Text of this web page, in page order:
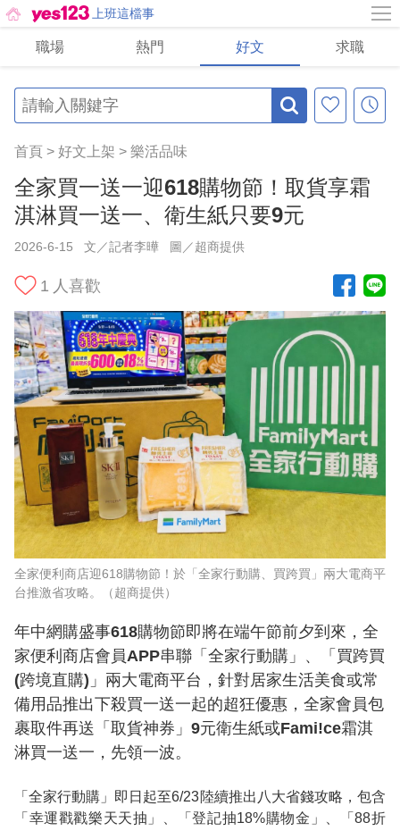
上班這檔事
職場 熱門 好文 求職
首頁 > 好文上架 > 樂活品味
全家買一送一迎618購物節！取貨享霜
淇淋買一送一、衛生紙只要9元
2026-6-15 文／記者李曄 圖／超商提供
1 人喜歡
全家便利商店迎618購物節！於「全家行動購、買跨買」兩大電商平
台推激省攻略。（超商提供）
年中網購盛事618購物節即將在端午節前夕到來，全
家便利商店會員APP串聯「全家行動購」、「買跨買
(跨境直購)」兩大電商平台，針對居家生活美食或常
備用品推出下殺買一送一起的超狂優惠，全家會員包
裹取件再送「取貨神券」9元衛生紙或Fami!ce霜淇
淋買一送一，先領一波。
「全家行動購」即日起至6/23陸續推出八大省錢攻略，包含
「幸運戳戳樂天天抽」、「登記抽18%購物金」、「88折